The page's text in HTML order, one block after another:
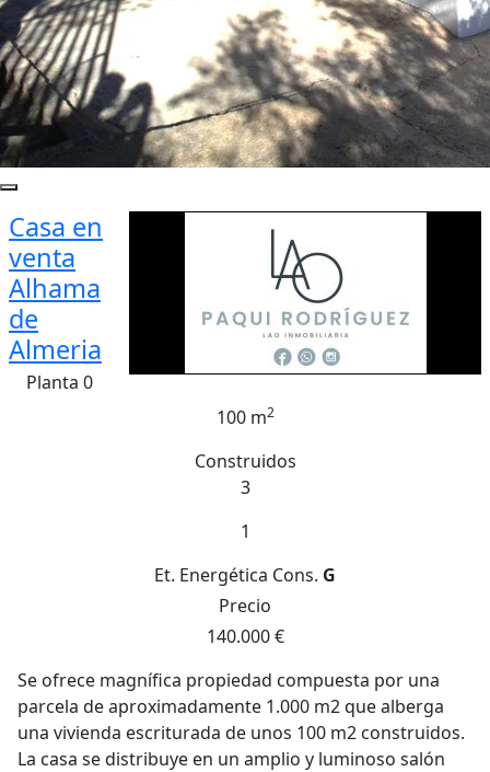
Casa en
venta
Alhama
de
Almeria
Planta 0
100 m2
Construidos
3
1
Et. Energética Cons. G
Precio
140.000 €
Se ofrece magnífica propiedad compuesta por una
parcela de aproximadamente 1.000 m2 que alberga
una vivienda escriturada de unos 100 m2 construidos.
La casa se distribuye en un amplio y luminoso salón